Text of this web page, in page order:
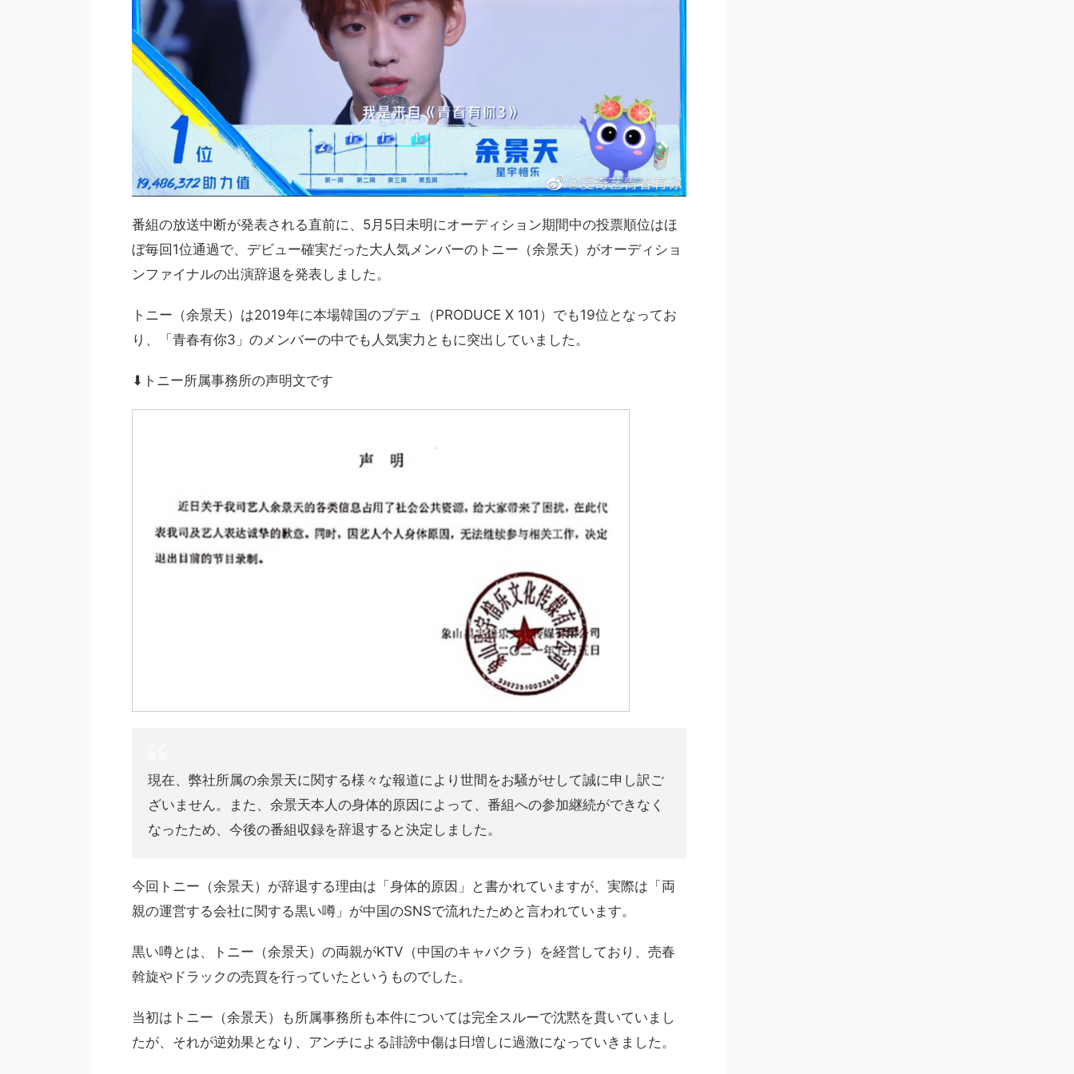
番組の放送中断が発表される直前に、5月5日未明にオーディション期間中の投票順位はほ
ぼ毎回1位通過で、デビュー確実だった大人気メンバーのトニー（余景天）がオーディショ
ンファイナルの出演辞退を発表しました。
トニー（余景天）は2019年に本場韓国のプデュ（PRODUCE X 101）でも19位となってお
り、「青春有你3」のメンバーの中でも人気実力ともに突出していました。
⬇︎トニー所属事務所の声明文です
現在、弊社所属の余景天に関する様々な報道により世間をお騒がせして誠に申し訳ご
ざいません。また、余景天本人の身体的原因によって、番組への参加継続ができなく
なったため、今後の番組収録を辞退すると決定しました。
今回トニー（余景天）が辞退する理由は「身体的原因」と書かれていますが、実際は「両
親の運営する会社に関する黒い噂」が中国のSNSで流れたためと言われています。
黒い噂とは、トニー（余景天）の両親がKTV（中国のキャバクラ）を経営しており、売春
斡旋やドラックの売買を行っていたというものでした。
当初はトニー（余景天）も所属事務所も本件については完全スルーで沈黙を貫いていまし
たが、それが逆効果となり、アンチによる誹謗中傷は日増しに過激になっていきました。